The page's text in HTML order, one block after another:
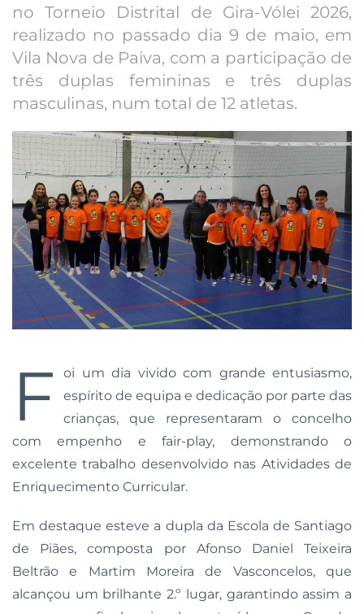
no Torneio Distrital de Gira-Vólei 2026,
realizado no passado dia 9 de maio, em
Vila Nova de Paiva, com a participação de
três duplas femininas e três duplas
masculinas, num total de 12 atletas.
F
oi um dia vivido com grande entusiasmo,
espírito de equipa e dedicação por parte das
crianças, que representaram o concelho
com empenho e fair-play, demonstrando o
excelente trabalho desenvolvido nas Atividades de
Enriquecimento Curricular.
Em destaque esteve a dupla da Escola de Santiago
de Piães, composta por Afonso Daniel Teixeira
Beltrão e Martim Moreira de Vasconcelos, que
alcançou um brilhante 2.º lugar, garantindo assim a